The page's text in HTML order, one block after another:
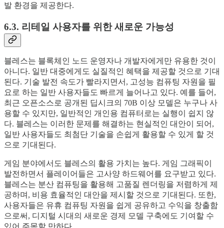
발 환경을 제공한다.
6.3. 리테일 사용자를 위한 새로운 가능성
블레스는 블록체인 노드 운영자나 개발자에게만 유용한 것이
아니다. 일반 대중에게도 실질적인 혜택을 제공할 것으로 기대
된다. 기술 발전 속도가 빨라지면서, 고성능 컴퓨팅 자원을 필
요로 하는 일반 사용자들도 빠르게 늘어나고 있다. 예를 들어,
최근 오픈소스로 공개된 딥시크의 70B 이상 모델은 누구나 사
용할 수 있지만, 일반적인 개인용 컴퓨터로는 실행이 쉽지 않
다. 블레스는 이러한 문제를 해결하는 현실적인 대안이 되어,
일반 사용자들도 최첨단 기술을 손쉽게 활용할 수 있게 할 것
으로 기대된다.
게임 분야에서도 블레스의 활용 가치는 높다. 게임 그래픽이
발전하면서 플레이어들은 고사양 하드웨어를 요구받고 있다.
블레스는 분산 컴퓨팅을 활용해 고품질 렌더링을 저렴하게 제
공하며, 비용 효율적인 대안을 제시할 것으로 기대된다. 또한,
사용자들은 유휴 컴퓨팅 자원을 쉽게 공유하고 수익을 창출함
으로써, 디지털 시대의 새로운 경제 모델 구축에도 기여할 수